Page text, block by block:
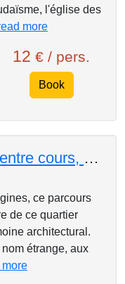
l'église des
more
12 € / pers.
Book
Le Marais entre cours, jardins et hôtels particuliers
ce parcours
de ce quartier
architectural.
étrange, aux
more